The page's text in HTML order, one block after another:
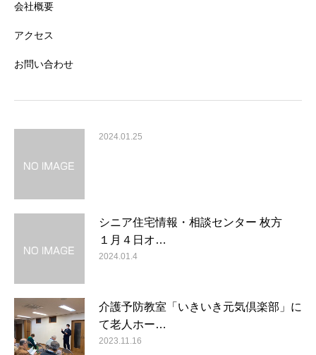
会社概要
アクセス
お問い合わせ
2024.01.25
シニア住宅情報・相談センター 枚方
１月４日オ…
2024.01.4
介護予防教室「いきいき元気倶楽部」に
て老人ホー…
2023.11.16